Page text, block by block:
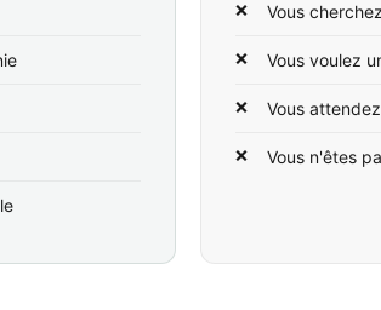
Vous
Vous voulez
Vous
Vous n'êtes